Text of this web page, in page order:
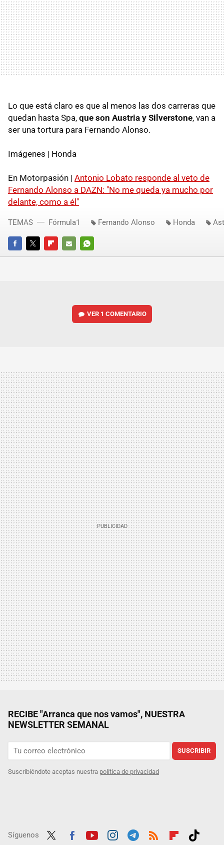
Lo que está claro es que al menos las dos carreras que
quedan hasta Spa, que son Austria y Silverstone, van a
ser una tortura para Fernando Alonso.
Imágenes | Honda
En Motorpasión | Antonio Lobato responde al veto de
Fernando Alonso a DAZN: "No me queda ya mucho por
delante, como a él"
FACEBOOKTWITTERFLIPBOARD
E-
WHATSAPP
TEMAS Fórmula1 Fernando Alonso Honda
VER 1 COMENTARIO
RECIBE "Arranca que nos vamos", NUESTRA
NEWSLETTER SEMANAL
SUSCRIBIR
Suscribiéndote aceptas nuestra política de privacidad
Síguenos